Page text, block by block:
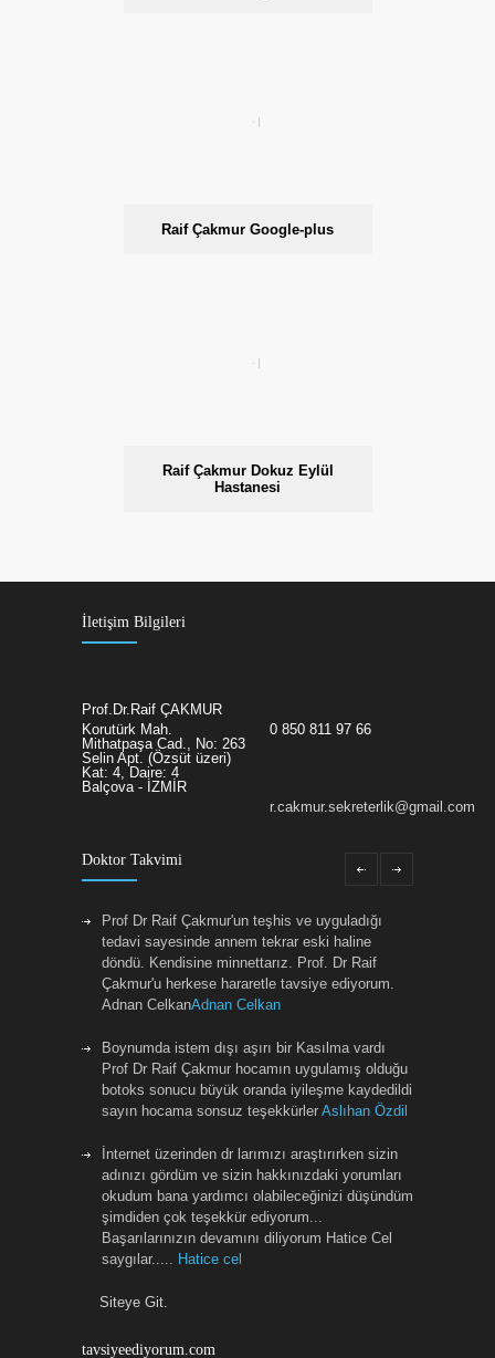
Raif Çakmur Google-plus
Raif Çakmur Dokuz Eylül
Hastanesi
İletişim Bilgileri
Prof.Dr.Raif ÇAKMUR
Korutürk Mah.
Mithatpaşa Cad., No: 263
Selin Apt. (Özsüt üzeri)
Kat: 4, Daire: 4
Balçova - İZMİR
0 850 811 97 66
r.cakmur.sekreterlik@gmail.com
Doktor Takvimi
Prof Dr Raif Çakmur'un teşhis ve uyguladığı
tedavi sayesinde annem tekrar eski haline
döndü. Kendisine minnettarız. Prof. Dr Raif
Çakmur'u herkese hararetle tavsiye ediyorum.
Adnan CelkanAdnan Celkan
Boynumda istem dışı aşırı bir Kasılma vardı
Prof Dr Raif Çakmur hocamın uygulamış olduğu
botoks sonucu büyük oranda iyileşme kaydedildi
sayın hocama sonsuz teşekkürler Aslıhan Özdil
İnternet üzerinden dr larımızı araştırırken sizin
adınızı gördüm ve sizin hakkınızdaki yorumları
okudum bana yardımcı olabileceğinizi düşündüm
şimdiden çok teşekkür ediyorum...
Başarılarınızın devamını diliyorum Hatice Cel
saygılar..... Hatice cel
Sayin Raif Hocamiza boynumdaki distoni
etmekteyim.Onceden rahatsizligim icin bircok
Siteye Git.
tavsiyeediyorum.com